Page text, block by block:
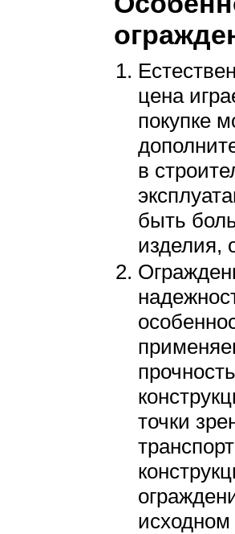
цена
покупке
в
быть
изделия,
точки